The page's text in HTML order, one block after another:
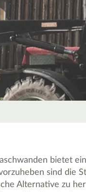
bietet
sind die
Alternative zu